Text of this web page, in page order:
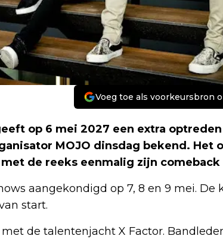
Voeg toe als voorkeursbron
op 6 mei 2027 een extra optreden
MOJO dinsdag bekend. Het
de reeks eenmalig zijn
aangekondigd op 7, 8 en 9 mei. De
start.
de talentenjacht X Factor.